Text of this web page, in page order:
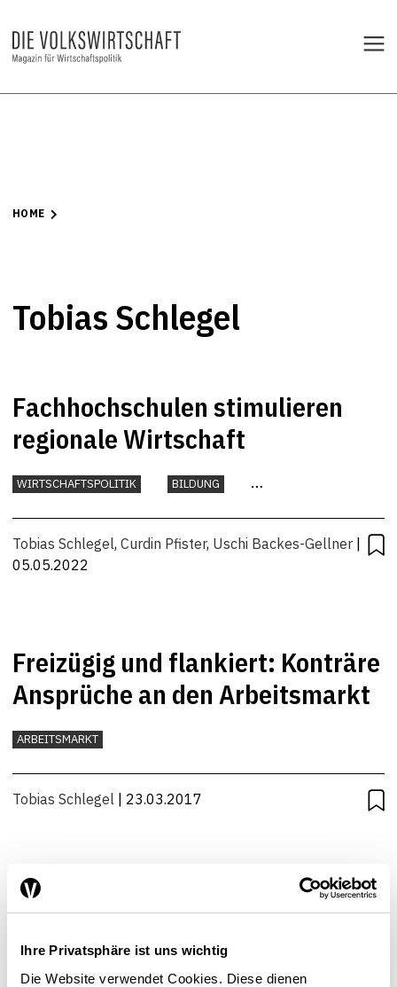
Ihre Privatsphäre ist uns wichtig
Die Website verwendet Cookies. Diese dienen
HOME
Tobias Schlegel
Fachhochschulen stimulieren
regionale Wirtschaft
WIRTSCHAFTSPOLITIK
BILDUNG
Tobias Schlegel, Curdin Pfister, Uschi Backes-Gellner
05.05.2022
Freizügig und flankiert: Konträre
Ansprüche an den Arbeitsmarkt
ARBEITSMARKT
Tobias Schlegel | 23.03.2017
Bauverfahren können effizienter
STANDORTFAKTOREN